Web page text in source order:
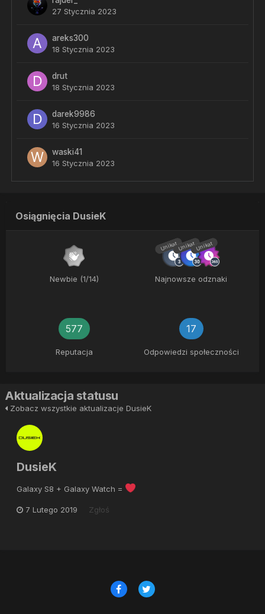
27 Stycznia 2023
areks300
18 Stycznia 2023
drut
18 Stycznia 2023
darek9986
16 Stycznia 2023
waski41
16 Stycznia 2023
Osiągnięcia DusieK
Newbie (1/14)
UnikatUnikatUnikat
Najnowsze odznaki
577
Reputacja
17
Odpowiedzi społeczności
Aktualizacja statusu
Zobacz wszystkie aktualizacje DusieK
DusieK
Galaxy S8 + Galaxy Watch =
7 Lutego 2019 Zgłoś